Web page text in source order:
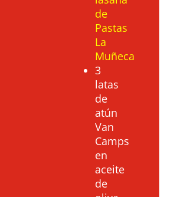
de
Pastas
La
Muñeca
3
latas
de
atún
Van
Camps
en
aceite
de